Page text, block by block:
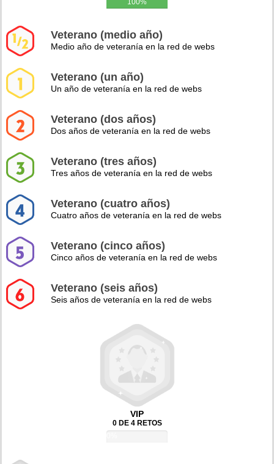
100%
Veterano (medio año)
Medio año de veteranía en la red de webs
Veterano (un año)
Un año de veteranía en la red de webs
Veterano (dos años)
Dos años de veteranía en la red de webs
Veterano (tres años)
Tres años de veteranía en la red de webs
Veterano (cuatro años)
Cuatro años de veteranía en la red de webs
Veterano (cinco años)
Cinco años de veteranía en la red de webs
Veterano (seis años)
Seis años de veteranía en la red de webs
VIP
0 DE 4 RETOS